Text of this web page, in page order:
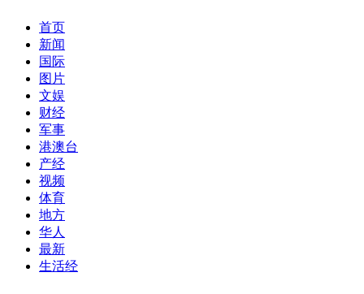
首页
新闻
国际
图片
文娱
财经
军事
港澳台
产经
视频
体育
地方
华人
最新
生活经